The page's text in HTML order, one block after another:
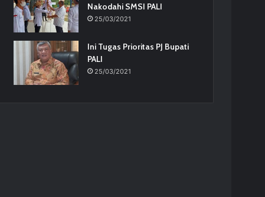
Nakodahi SMSI PALI
25/03/2021
Ini Tugas Prioritas PJ Bupati
PALI
25/03/2021